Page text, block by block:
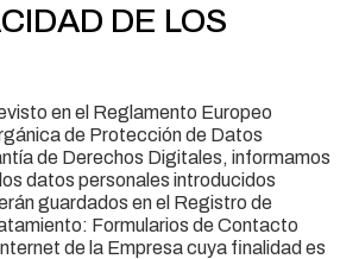
DE LOS
en el Reglamento Europeo
de Protección de Datos
de Derechos Digitales, informamos
datos personales introducidos
guardados en el Registro de
Formularios de Contacto
de la Empresa cuya finalidad es